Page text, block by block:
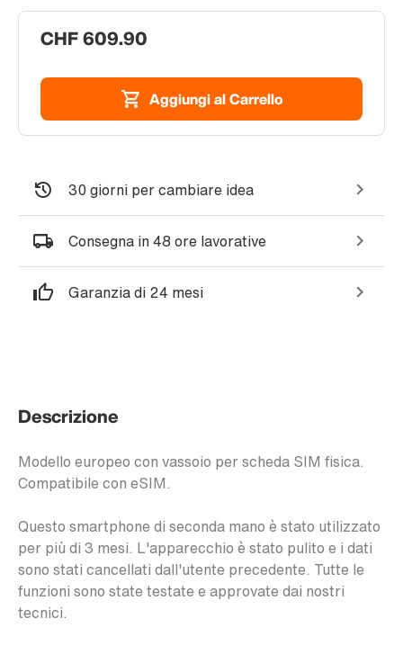
CHF 609.90
Aggiungi al Carrello
30 giorni per cambiare idea
Consegna in 48 ore lavorative
Garanzia di 24 mesi
Descrizione
Modello europeo con vassoio per scheda SIM fisica.
Compatibile con eSIM.
Questo smartphone di seconda mano è stato utilizzato
per più di 3 mesi. L'apparecchio è stato pulito e i dati
sono stati cancellati dall'utente precedente. Tutte le
funzioni sono state testate e approvate dai nostri
tecnici.